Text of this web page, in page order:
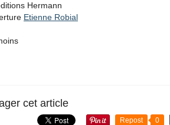
Hermann
Etienne Robial
cet article
Repost 0